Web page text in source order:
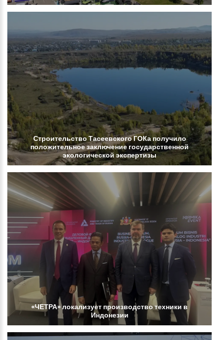
СтроительствоТасеевскогоГОКаполучило
положительноезаключениегосударственной
экологической экспертизы
«ЧЕТРА»локализует производствотехники в
Индонезии